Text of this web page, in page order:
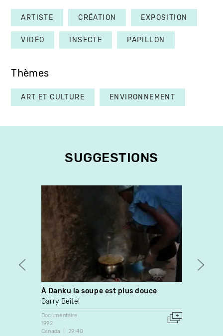
ARTISTE CRÉATION EXPOSITION
VIDÉO INSECTE PAPILLON
Thèmes
ART ET CULTURE ENVIRONNEMENT
SUGGESTIONS
À Danku la soupe est plus douce
Garry Beitel
Documentaire
1992
Canada
29:40